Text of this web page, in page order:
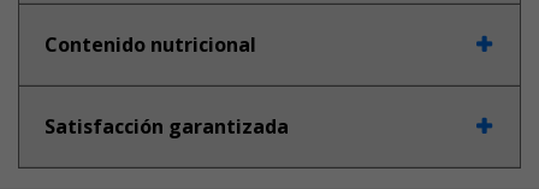
Contenido nutricional
Satisfacción garantizada